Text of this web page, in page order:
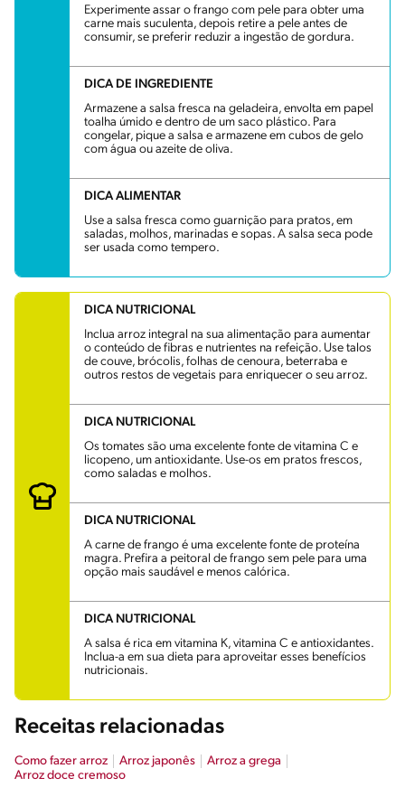
Experimente assar o frango com pele para obter uma
carne mais suculenta, depois retire a pele antes de
consumir, se preferir reduzir a ingestão de gordura.
DICA DE INGREDIENTE
Armazene a salsa fresca na geladeira, envolta em papel
toalha úmido e dentro de um saco plástico. Para
congelar, pique a salsa e armazene em cubos de gelo
com água ou azeite de oliva.
DICA ALIMENTAR
Use a salsa fresca como guarnição para pratos, em
saladas, molhos, marinadas e sopas. A salsa seca pode
ser usada como tempero.
DICA NUTRICIONAL
Inclua arroz integral na sua alimentação para aumentar
o conteúdo de fibras e nutrientes na refeição. Use talos
de couve, brócolis, folhas de cenoura, beterraba e
outros restos de vegetais para enriquecer o seu arroz.
DICA NUTRICIONAL
Os tomates são uma excelente fonte de vitamina C e
licopeno, um antioxidante. Use-os em pratos frescos,
como saladas e molhos.
DICA NUTRICIONAL
A carne de frango é uma excelente fonte de proteína
magra. Prefira a peitoral de frango sem pele para uma
opção mais saudável e menos calórica.
DICA NUTRICIONAL
A salsa é rica em vitamina K, vitamina C e antioxidantes.
Inclua-a em sua dieta para aproveitar esses benefícios
nutricionais.
Receitas relacionadas
Como fazer arroz Arroz japonês
Arroz a grega
Arroz doce cremoso